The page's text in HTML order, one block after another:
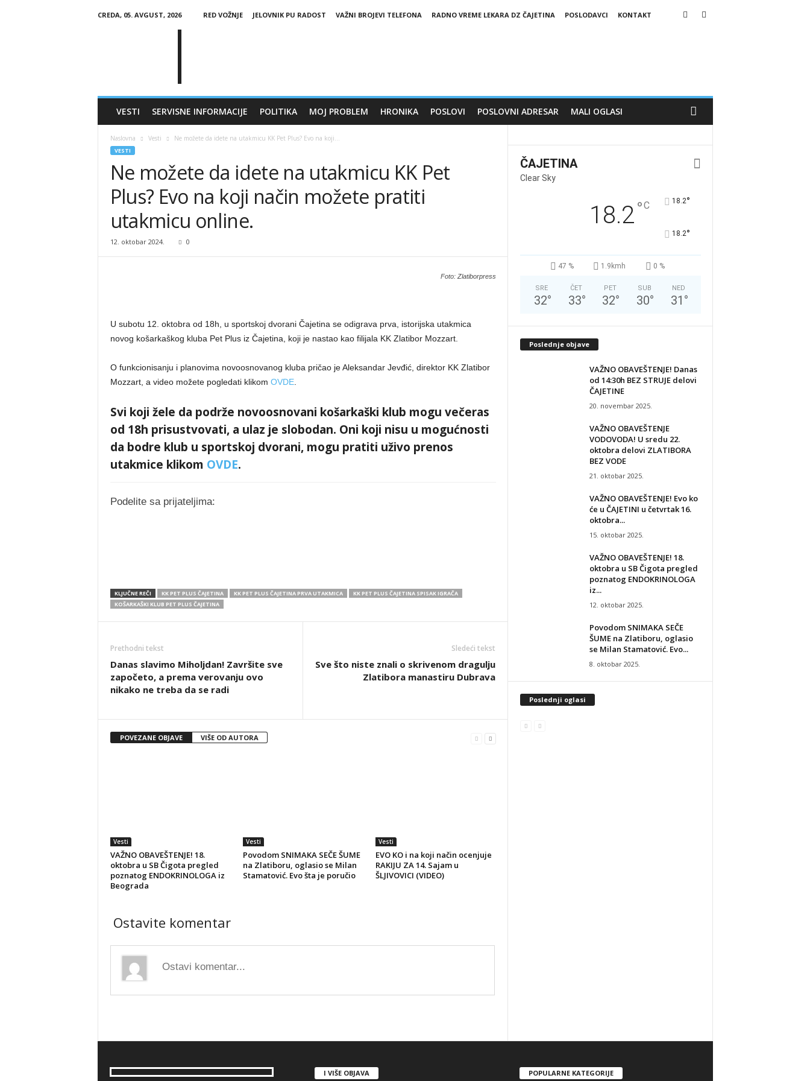
CREDA, 05. AVGUST, 2026 RED VOŽNJE JELOVNIK PU RADOST VAŽNI BROJEVI TELEFONA RADNO VREME LEKARA DZ ČAJETINA POSLODAVCI
KONTAKT
VESTI SERVISNE INFORMACIJE POLITIKA MOJ PROBLEM HRONIKA POSLOVI POSLOVNI ADRESAR MALI OGLASI
Naslovna Vesti Ne možete da idete na utakmicu KK Pet Plus? Evo na koji...
VESTI
Ne možete da idete na utakmicu KK Pet
Plus? Evo na koji način možete pratiti
utakmicu online.
12. oktobar 2024. 0
Foto: Zlatiborpress
U subotu 12. oktobra od 18h, u sportskoj dvorani Čajetina se odigrava prva, istorijska utakmica
novog košarkaškog kluba Pet Plus iz Čajetina, koji je nastao kao filijala KK Zlatibor Mozzart.
O funkcionisanju i planovima novoosnovanog kluba pričao je Aleksandar Jevđić, direktor KK Zlatibor
Mozzart, a video možete pogledati klikom OVDE.
Svi koji žele da podrže novoosnovani košarkaški klub mogu večeras
od 18h prisustvovati, a ulaz je slobodan. Oni koji nisu u mogućnosti
da bodre klub u sportskoj dvorani, mogu pratiti uživo prenos
utakmice klikom OVDE.
Podelite sa prijateljima:
KLJUČNE REČI KK PET PLUS ČAJETINA KK PET PLUS ČAJETINA PRVA UTAKMICA
KK PET PLUS ČAJETINA SPISAK IGRAČA
KOŠARKAŠKI KLUB PET PLUS ČAJETINA
Prethodni tekst
Danas slavimo Miholjdan! Završite sve
započeto, a prema verovanju ovo
nikako ne treba da se radi
Sledeći tekst
Sve što niste znali o skrivenom dragulju
Zlatibora manastiru Dubrava
POVEZANE OBJAVE VIŠE OD AUTORA
Vesti
VAŽNO OBAVEŠTENJE! 18.
oktobra u SB Čigota pregled
poznatog ENDOKRINOLOGA iz
Beograda
Vesti
Povodom SNIMAKA SEČE ŠUME
na Zlatiboru, oglasio se Milan
Stamatović. Evo šta je poručio
Vesti
EVO KO i na koji način ocenjuje
RAKIJU ZA 14. Sajam u
ŠLJIVOVICI (VIDEO)
Ostavite komentar
ČAJETINA
Clear Sky
18.2°C 18.2°
18.2°
47 % 1.9kmh 0 %
SRE
32°
ČET
33°
PET
32°
SUB
30°
NED
31 °
Poslednje objave
VAŽNO OBAVEŠTENJE! Danas
od 14:30h BEZ STRUJE delovi
ČAJETINE
20. novembar 2025.
VAŽNO OBAVEŠTENJE
VODOVODA! U sredu 22.
oktobra delovi ZLATIBORA
BEZ VODE
21. oktobar 2025.
VAŽNO OBAVEŠTENJE! Evo ko
će u ČAJETINI u četvrtak 16.
oktobra...
15. oktobar 2025.
VAŽNO OBAVEŠTENJE! 18.
oktobra u SB Čigota pregled
poznatog ENDOKRINOLOGA
iz...
12. oktobar 2025.
Povodom SNIMAKA SEČE
ŠUME na Zlatiboru, oglasio
se Milan Stamatović. Evo...
8. oktobar 2025.
Poslednji oglasi
I VIŠE OBJAVA POPULARNE KATEGORIJE